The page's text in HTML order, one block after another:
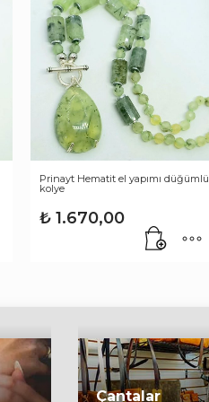
Prinayt Hematit el yapımı düğümlü
kolye
₺1.670,00
Çantalar